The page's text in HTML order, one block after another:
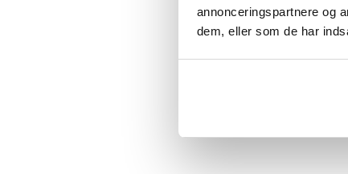
annonceringspartnere og
dem, eller som de har
Sidst besøgt